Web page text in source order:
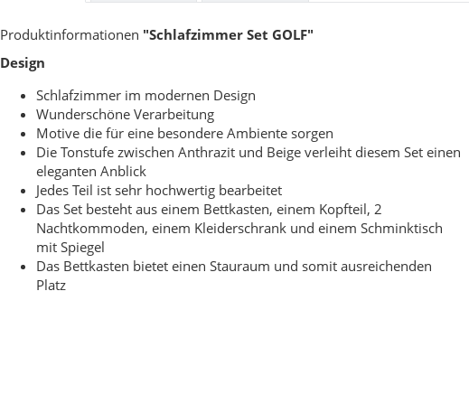
Produktinformationen "Schlafzimmer Set GOLF"
Design
Schlafzimmer im modernen Design
Wunderschöne Verarbeitung
Motive die für eine besondere Ambiente sorgen
Die Tonstufe zwischen Anthrazit und Beige verleiht diesem Set einen
eleganten Anblick
Jedes Teil ist sehr hochwertig bearbeitet
Das Set besteht aus einem Bettkasten, einem Kopfteil, 2
Nachtkommoden, einem Kleiderschrank und einem Schminktisch
mit Spiegel
Das Bettkasten bietet einen Stauraum und somit ausreichenden
Platz